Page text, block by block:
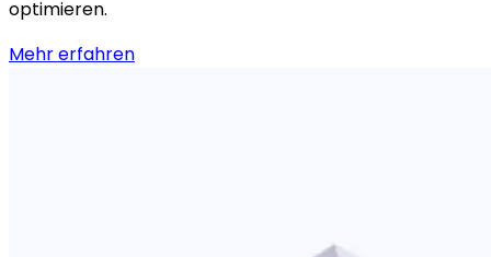
optimieren.
Mehr erfahren